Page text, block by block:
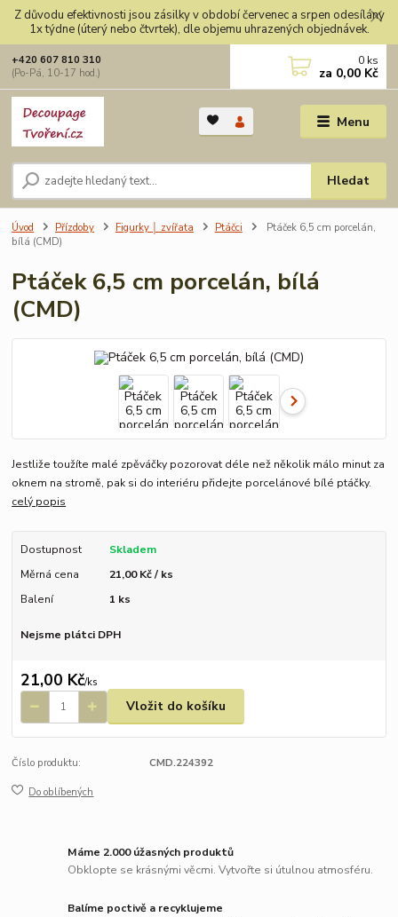
Z důvodu efektivnosti jsou zásilky v období červenec a srpen odesílány
1x týdne (úterý nebo čtvrtek), dle objemu uhrazených objednávek.
Menu
Hledat
+420 607 810 310
(Po-Pá, 10-17 hod.)
0 ks
za 0,00 Kč
Úvod Přízdoby Figurky │ zvířata Ptáčci
Ptáček 6,5 cm porcelán,
bílá (CMD)
Ptáček 6,5 cm porcelán, bílá
(CMD)
Jestliže toužíte malé zpěváčky pozorovat déle než několik málo minut za
oknem na stromě, pak si do interiéru přidejte porcelánové bílé ptáčky.
celý popis
Dostupnost
Skladem
Měrná cena
21,00 Kč / ks
Balení
1 ks
Nejsme plátci DPH
21,00 Kč/ks
Vložit do košíku
Číslo produktu: CMD.224392
Do oblíbených
Máme 2.000 úžasných produktů
Obklopte se krásnými věcmi. Vytvořte si útulnou atmosféru.
Balíme poctivě a recyklujeme